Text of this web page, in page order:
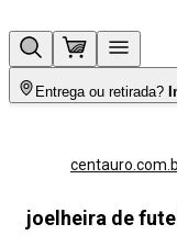
Entrega ou retirada?
joelheira de